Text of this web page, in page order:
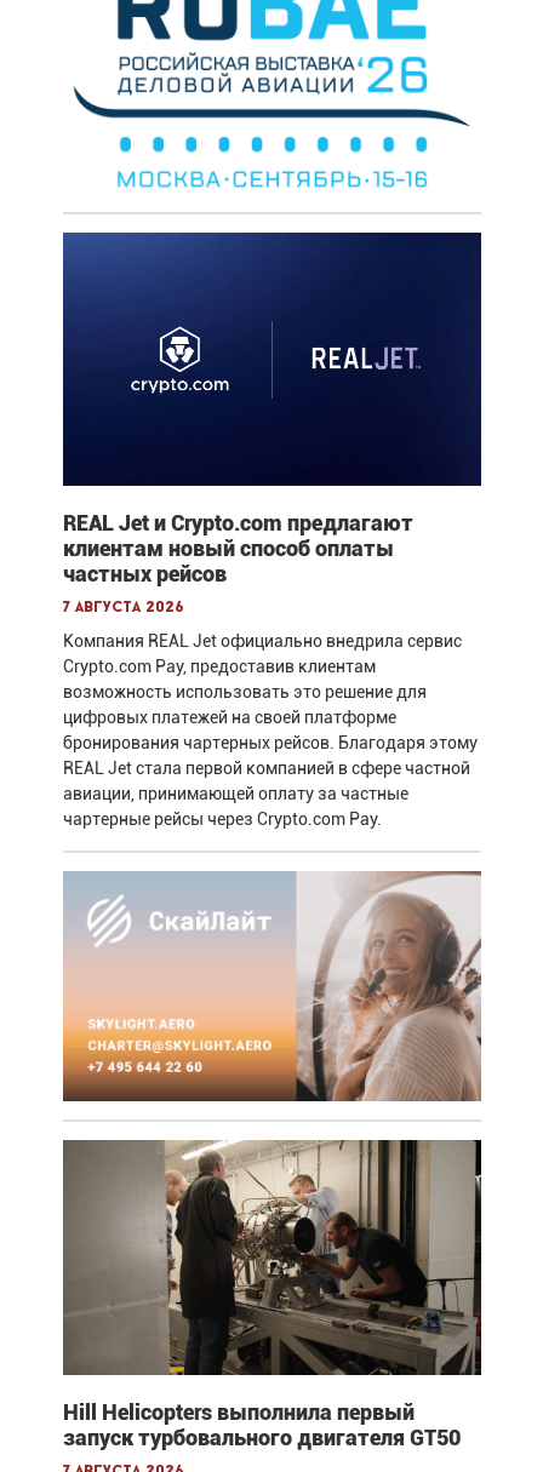
REAL Jet и Crypto.com предлагают
клиентам новый способ оплаты
частных рейсов
7 августа 2026
Компания REAL Jet официально внедрила сервис
Crypto.com Pay, предоставив клиентам
возможность использовать это решение для
цифровых платежей на своей платформе
бронирования чартерных рейсов. Благодаря этому
REAL Jet стала первой компанией в сфере частной
авиации, принимающей оплату за частные
чартерные рейсы через Crypto.com Pay.
Hill Helicopters выполнила первый
запуск турбовального двигателя GT50